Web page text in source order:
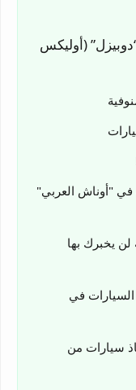
(أوليكس
في "أوناش العربي"
ذهبية لن يخبرك بها
السيارات في
سيارات من